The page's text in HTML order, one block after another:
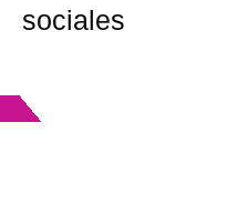
sociales